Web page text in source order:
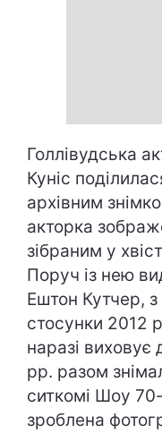
Голлівудська
Куніс
архівним
акторка
зібраним у
Поруч із нею
Ештон Кутчер,
стосунки 2012
наразі
рр. разом
ситкомі Шоу
зроблена